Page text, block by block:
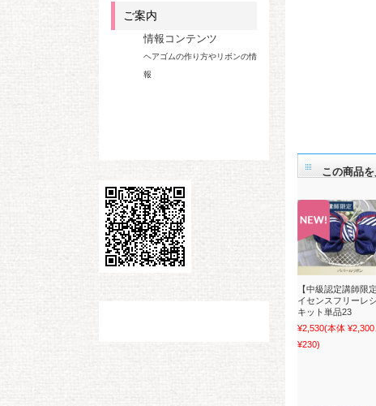
この商品
【中級認定講師限
イセンスフリーレ
キット単品23
¥2,530(本体 ¥2,300
¥230)
ご案内
情報コンテンツ
ヘアゴムの作り方やリボンの情
報